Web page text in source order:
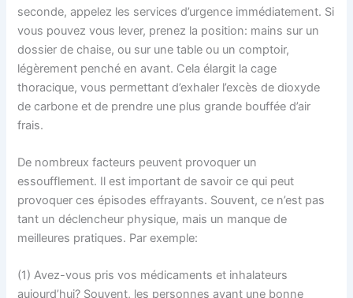
seconde, appelez les services d’urgence immédiatement. Si
vous pouvez vous lever, prenez la position: mains sur un
dossier de chaise, ou sur une table ou un comptoir,
légèrement penché en avant. Cela élargit la cage
thoracique, vous permettant d’exhaler l’excès de dioxyde
de carbone et de prendre une plus grande bouffée d’air
frais.
De nombreux facteurs peuvent provoquer un
essoufflement. Il est important de savoir ce qui peut
provoquer ces épisodes effrayants. Souvent, ce n’est pas
tant un déclencheur physique, mais un manque de
meilleures pratiques. Par exemple:
(1) Avez-vous pris vos médicaments et inhalateurs
aujourd’hui? Souvent, les personnes ayant une bonne